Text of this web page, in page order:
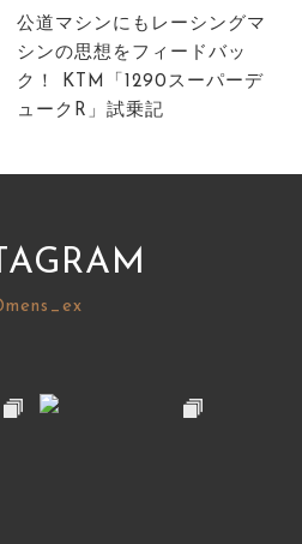
公道マシンにもレーシングマ
シンの思想をフィードバッ
ク！ KTM「1290スーパーデ
ュークR」試乗記
イトマップ